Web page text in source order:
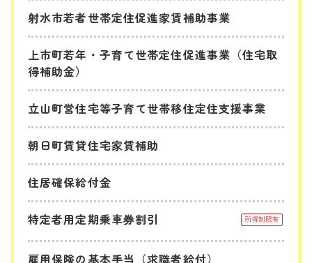
射水市若者世帯定住促進家賃補助事業
上市町若年・子育て世帯定住促進事業（住宅取
得補助金）
立山町営住宅等子育て世帯移住定住支援事業
朝日町賃貸住宅家賃補助
住居確保給付金
特定者用定期乗車券割引 所得制限有
雇用保険の基本手当（求職者給付）